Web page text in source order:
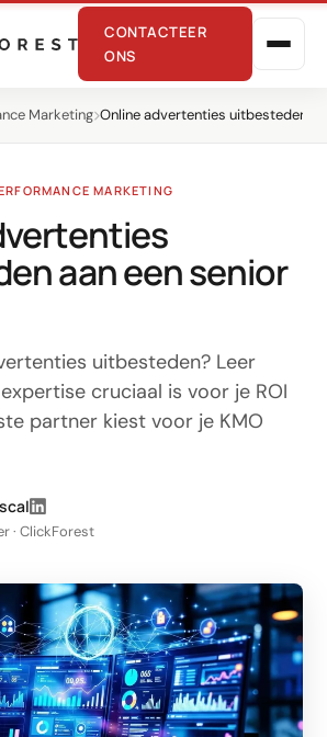
CONTACTEER
ONS
B2B
Marketing Online advertenties uitbesteden
MARKETING
aan een senior
uitbesteden? Leer
cruciaal is voor je ROI
partner kiest voor je KMO
· ClickForest